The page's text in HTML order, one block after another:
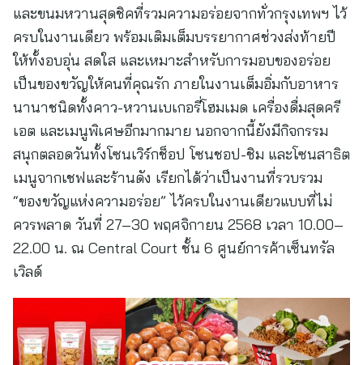
และขนมหวานสุดชิคที่รวมความอร่อยจากทั่วกรุงเทพฯ ไว้
ครบในงานเดียว พร้อมเติมเต็มบรรยากาศช่วงส่งท้ายปี
ให้ทั้งอบอุ่น สดใส และเหมาะสำหรับการมอบของอร่อย
เป็นของขวัญให้คนที่คุณรัก ภายในงานเต็มอิ่มกับอาหาร
นานาชนิดทั้งคาว-หวานเบเกอรี่โฮมเมด เครื่องดื่มสุดครี
เอต และเมนูพิเศษอีกมากมาย นอกจากนี้ยังมีกิจกรรม
สนุกตลอดวันทั้งโซนเวิร์กช็อป โซนชอป-ชิม และโซนสาธิต
เมนูจากเชฟและร้านดัง เรียกได้ว่าเป็นงานที่รวบรวม
“ของขวัญแห่งความอร่อย” ไว้ครบในงานเดียวแบบที่ไม่
ควรพลาด วันที่ 27–30 พฤศจิกายน 2568 เวลา 10.00–
22.00 น. ณ Central Court ชั้น 6 ศูนย์การค้าเซ็นทรัล
เวิลด์